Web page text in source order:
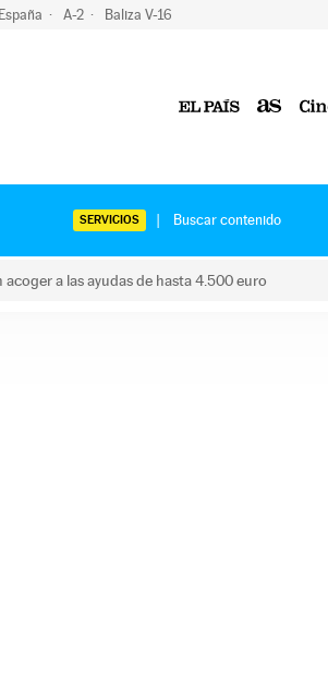
A-2 Baliza V-16
SERVICIOS
a las ayudas de hasta 4.500 euro